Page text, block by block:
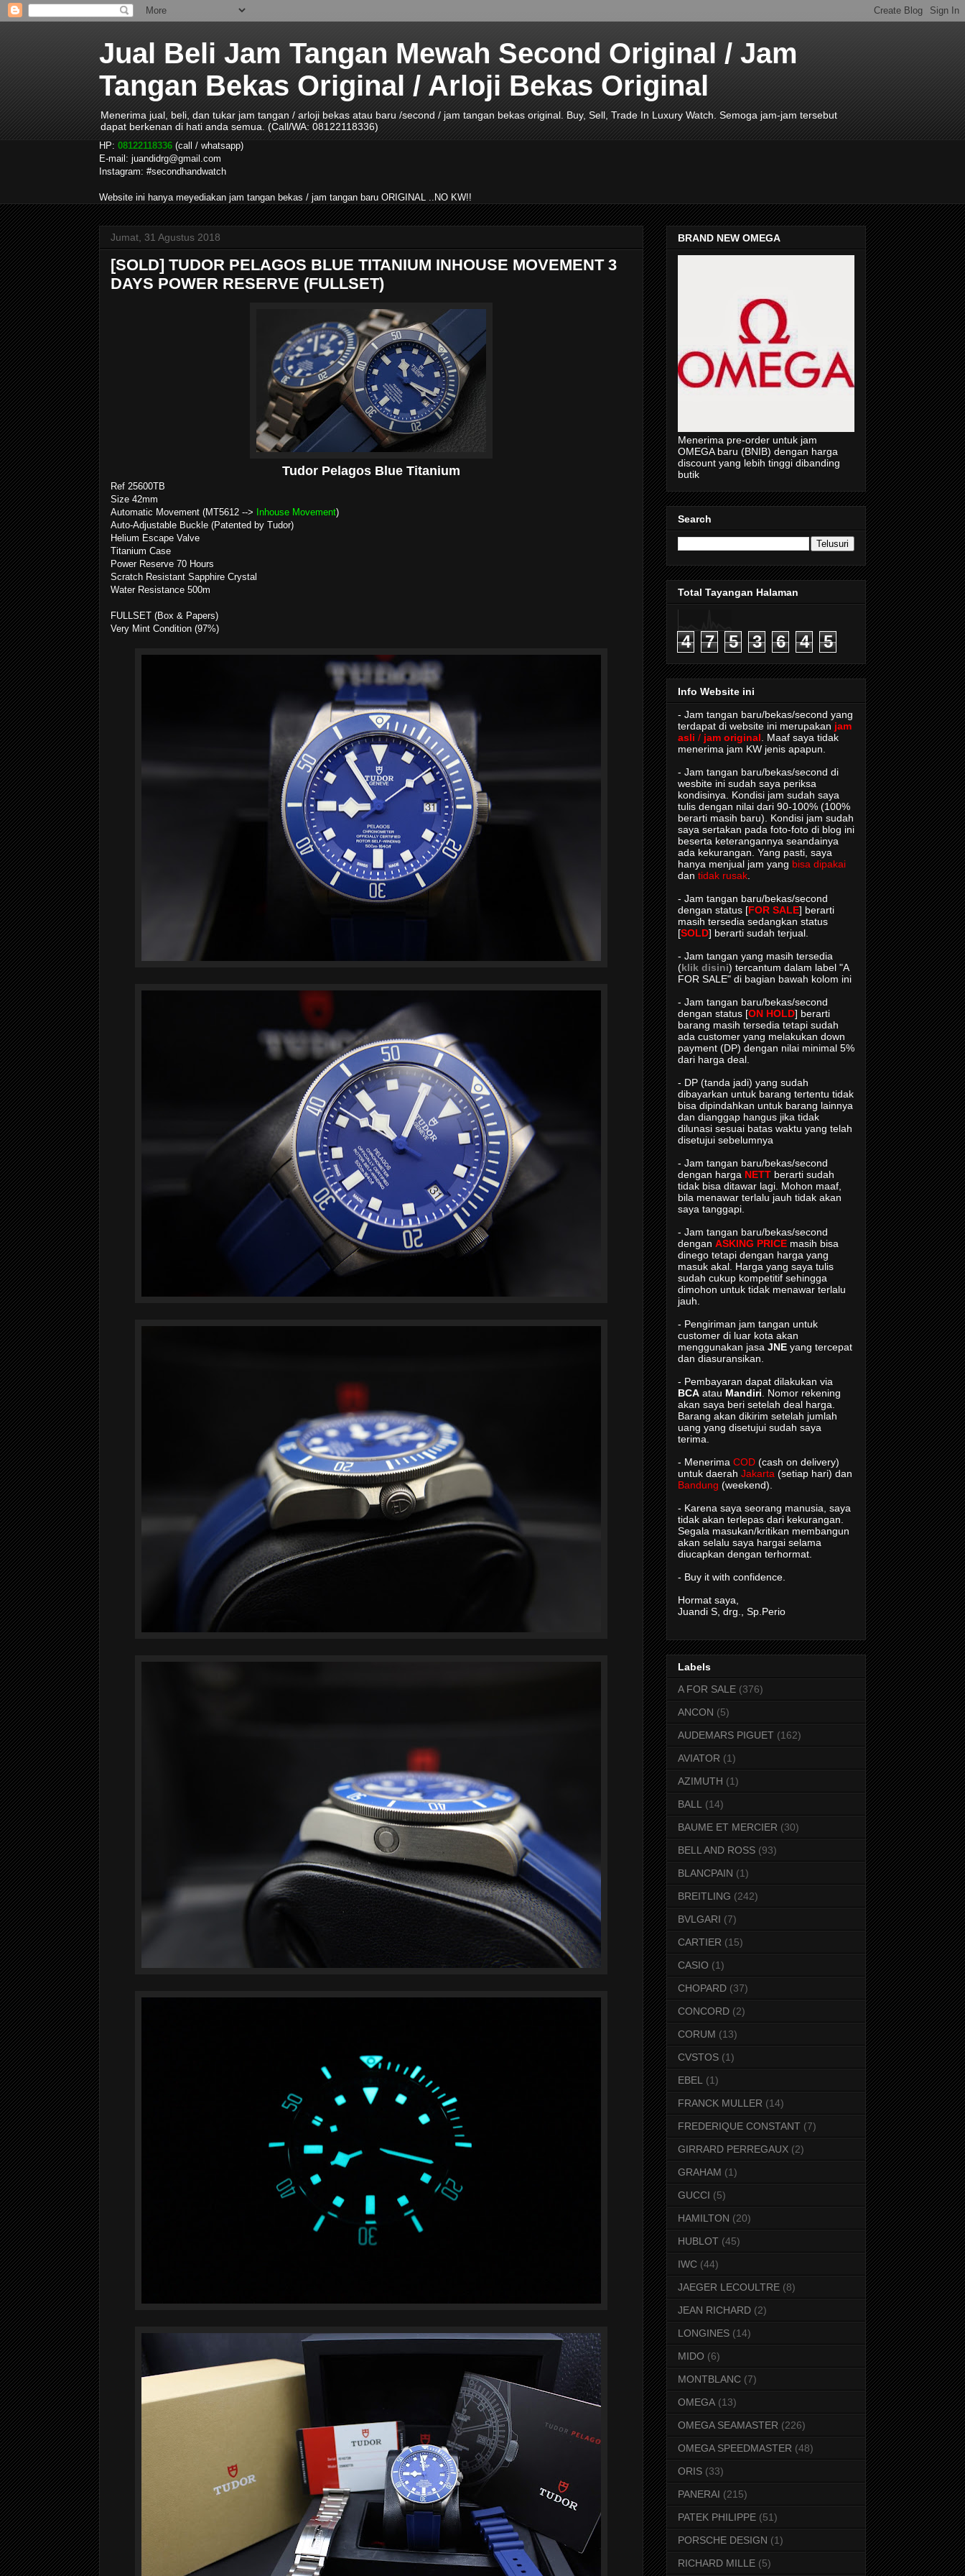
Jual Beli Jam Tangan Mewah Second Original / Jam
Tangan Bekas Original / Arloji Bekas Original
Menerima jual, beli, dan tukar jam tangan / arloji bekas atau baru /second / jam tangan bekas original. Buy, Sell, Trade In Luxury Watch. Semoga jam-jam tersebut
dapat berkenan di hati anda semua. (Call/WA: 08122118336)
HP: 08122118336 (call / whatsapp)
E-mail: juandidrg@gmail.com
Instagram: #secondhandwatch
Website ini hanya meyediakan jam tangan bekas / jam tangan baru ORIGINAL ..NO KW!!
Jumat, 31 Agustus 2018
[SOLD] TUDOR PELAGOS BLUE TITANIUM INHOUSE MOVEMENT 3
DAYS POWER RESERVE (FULLSET)
Tudor Pelagos Blue Titanium
Ref 25600TB
Size 42mm
Automatic Movement (MT5612 --> Inhouse Movement)
Auto-Adjustable Buckle (Patented by Tudor)
Helium Escape Valve
Titanium Case
Power Reserve 70 Hours
Scratch Resistant Sapphire Crystal
Water Resistance 500m
FULLSET (Box & Papers)
Very Mint Condition (97%)
BRAND NEW OMEGA
Menerima pre-order untuk jam
OMEGA baru (BNIB) dengan harga
discount yang lebih tinggi dibanding
butik
Search
Total Tayangan Halaman
4 7 5 3 6 4 5
Info Website ini
- Jam tangan baru/bekas/second yang
terdapat di website ini merupakan jam
asli / jam original . Maaf saya tidak
menerima jam KW jenis apapun.
- Jam tangan baru/bekas/second di
wesbite ini sudah saya periksa
kondisinya. Kondisi jam sudah saya
tulis dengan nilai dari 90-100% (100%
berarti masih baru). Kondisi jam sudah
saya sertakan pada foto-foto di blog ini
beserta keterangannya seandainya
ada kekurangan. Yang pasti, saya
hanya menjual jam yang bisa dipakai
dan tidak rusak
- Jam tangan baru/bekas/second
dengan status [FOR SALE] berarti
masih tersedia sedangkan status
[SOLD] berarti sudah terjual.
- Jam tangan yang masih tersedia
(klik disini) tercantum dalam label "A
FOR SALE" di bagian bawah kolom ini
- Jam tangan baru/bekas/second
dengan status [ON HOLD] berarti
barang masih tersedia tetapi sudah
ada customer yang melakukan down
payment (DP) dengan nilai minimal 5%
dari harga deal.
- DP (tanda jadi) yang sudah
dibayarkan untuk barang tertentu tidak
bisa dipindahkan untuk barang lainnya
dan dianggap hangus jika tidak
dilunasi sesuai batas waktu yang telah
disetujui sebelumnya
- Jam tangan baru/bekas/second
dengan harga NETT berarti sudah
tidak bisa ditawar lagi. Mohon maaf,
bila menawar terlalu jauh tidak akan
saya tanggapi.
- Jam tangan baru/bekas/second
dengan ASKING PRICE masih bisa
dinego tetapi dengan harga yang
masuk akal. Harga yang saya tulis
sudah cukup kompetitif sehingga
dimohon untuk tidak menawar terlalu
jauh.
- Pengiriman jam tangan untuk
customer di luar kota akan
menggunakan jasa JNE yang tercepat
dan diasuransikan.
- Pembayaran dapat dilakukan via
BCA atau Mandiri . Nomor rekening
akan saya beri setelah deal harga.
Barang akan dikirim setelah jumlah
uang yang disetujui sudah saya
terima.
- Menerima COD (cash on delivery)
untuk daerah Jakarta (setiap hari) dan
Bandung (weekend).
- Karena saya seorang manusia, saya
tidak akan terlepas dari kekurangan.
Segala masukan/kritikan membangun
akan selalu saya hargai selama
diucapkan dengan terhormat.
- Buy it with confidence.
Hormat saya,
Juandi S, drg., Sp.Perio
Labels
A FOR SALE (376)
ANCON (5)
AUDEMARS PIGUET (162)
AVIATOR (1)
AZIMUTH (1)
BALL
(14)
BAUME ET MERCIER (30)
BELL AND ROSS (93)
BLANCPAIN (1)
BREITLING (242)
BVLGARI (7)
CARTIER (15)
CASIO (1)
CHOPARD (37)
CONCORD (2)
CORUM (13)
CVSTOS (1)
EBEL
(1)
FRANCK MULLER (14)
FREDERIQUE CONSTANT (7)
GIRRARD PERREGAUX (2)
GRAHAM (1)
GUCCI (5)
HAMILTON (20)
HUBLOT (45)
IWC (44)
JAEGER LECOULTRE (8)
JEAN RICHARD (2)
LONGINES (14)
MIDO (6)
MONTBLANC (7)
OMEGA (13)
OMEGA SEAMASTER (226)
OMEGA SPEEDMASTER (48)
ORIS (33)
PANERAI (215)
PATEK PHILIPPE (51)
PORSCHE DESIGN (1)
RICHARD MILLE (5)